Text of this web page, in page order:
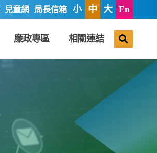
兒童網 局長信箱 小 中 大 En
廉政專區 相關連結